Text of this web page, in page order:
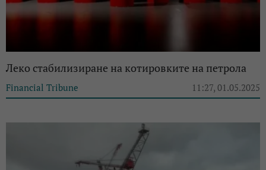
Леко стабилизиране на котировките на петрола
Financial Tribune 11:27, 01.05.2025